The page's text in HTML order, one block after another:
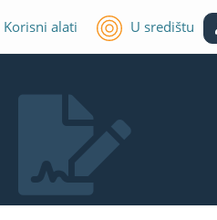
Korisni alati U središtu